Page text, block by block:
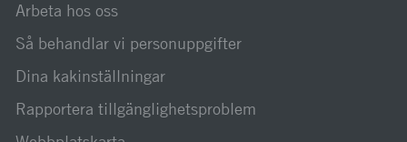
Arbeta hos oss
Så behandlar vi personuppgifter
Dina kakinställningar
Rapportera tillgänglighetsproblem